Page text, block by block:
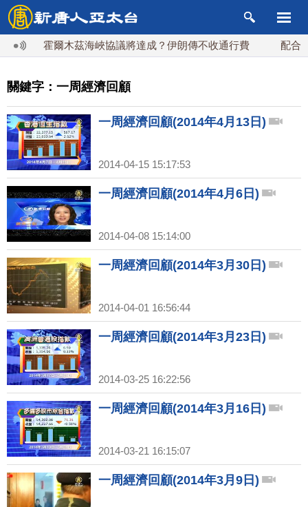
霍爾木茲海峽協議將達成？伊朗傳不收通行費 配合漢光
關鍵字：一周經濟回顧
一周經濟回顧(2014年4月13日)
2014-04-15 15:17:53
一周經濟回顧(2014年4月6日)
2014-04-08 15:14:00
一周經濟回顧(2014年3月30日)
2014-04-01 16:56:44
一周經濟回顧(2014年3月23日)
2014-03-25 16:22:56
一周經濟回顧(2014年3月16日)
2014-03-21 16:15:07
一周經濟回顧(2014年3月9日)